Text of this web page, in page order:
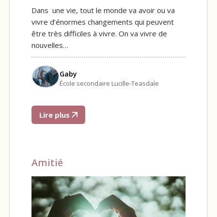
Dans une vie, tout le monde va avoir ou va
vivre d’énormes changements qui peuvent
être très difficiles à vivre. On va vivre de
nouvelles…
Gaby
École secondaire Lucille-Teasdale
Lire plus
Amitié